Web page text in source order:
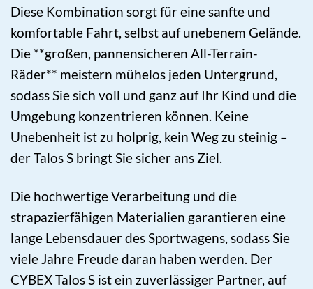
Diese Kombination sorgt für eine sanfte und
komfortable Fahrt, selbst auf unebenem Gelände.
Die **großen, pannensicheren All-Terrain-
Räder** meistern mühelos jeden Untergrund,
sodass Sie sich voll und ganz auf Ihr Kind und die
Umgebung konzentrieren können. Keine
Unebenheit ist zu holprig, kein Weg zu steinig –
der Talos S bringt Sie sicher ans Ziel.
Die hochwertige Verarbeitung und die
strapazierfähigen Materialien garantieren eine
lange Lebensdauer des Sportwagens, sodass Sie
viele Jahre Freude daran haben werden. Der
CYBEX Talos S ist ein zuverlässiger Partner, auf